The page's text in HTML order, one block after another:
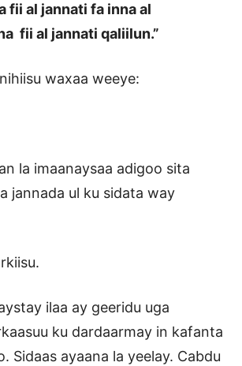
fii al jannati fa inna al
fii al jannati qaliilun.”
waxaa weeye:
la imaanaysaa adigoo sita
jannada ul ku sidata way
ilaa ay geeridu uga
ku dardaarmay in kafanta
Sidaas ayaana la yeelay. Cabdu